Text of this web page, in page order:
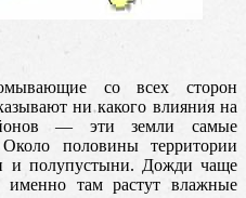
со всех сторон
ни какого влияния на
— эти земли самые
половины территории
и полупустыни. Дожди чаще
именно там растут влажные